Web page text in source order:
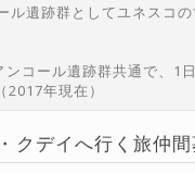
ル遺跡群としてユネスコ
ンコール遺跡群共通で、1
年現在）
クデイへ行く旅仲